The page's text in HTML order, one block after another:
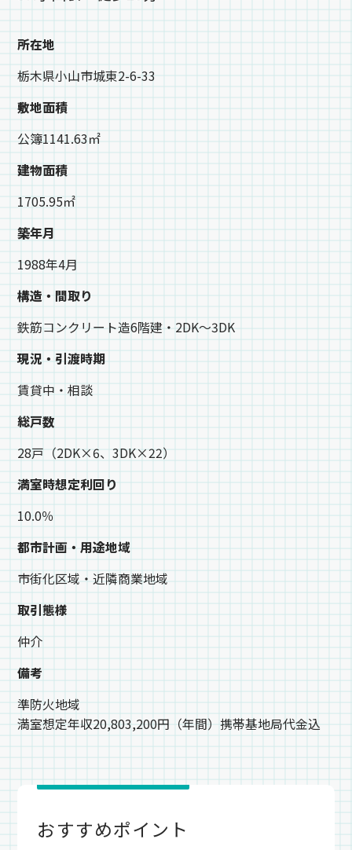
所在地
栃木県小山市城東2-6-33
敷地面積
公簿1141.63㎡
建物面積
1705.95㎡
築年月
1988年4月
構造・間取り
鉄筋コンクリート造6階建・2DK～3DK
現況・引渡時期
賃貸中・相談
総戸数
28戸（2DK×6、3DK×22）
満室時想定利回り
10.0％
都市計画・用途地域
市街化区域・近隣商業地域
取引態様
仲介
備考
準防火地域
満室想定年収20,803,200円（年間）携帯基地局代金込
おすすめポイント